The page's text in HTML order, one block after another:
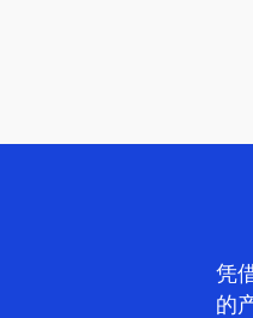
凭
的